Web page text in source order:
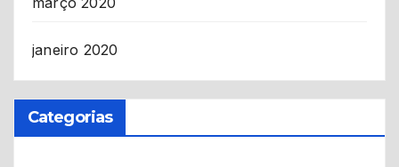
janeiro 2020
Categorias